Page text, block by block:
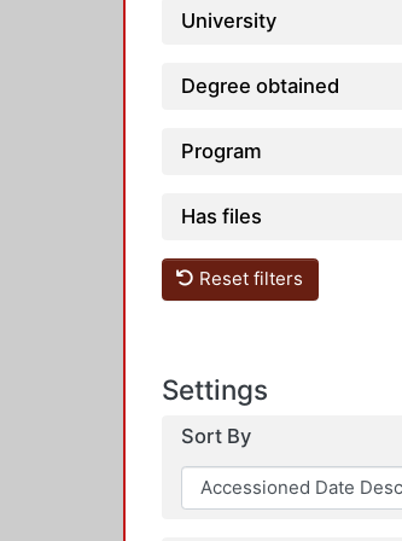
University
Degree obtained
Program
Has files
Reset filters
Settings
Sort By